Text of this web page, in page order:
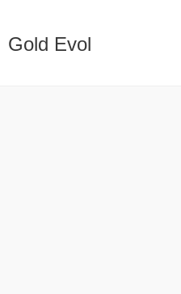
Gold Evol